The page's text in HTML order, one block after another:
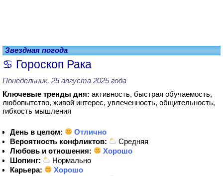
Звездная погода
Гороскоп Рака
Понедельник, 25 августа 2025 года
Ключевые тренды дня: активность, быстрая обучаемость,
любопытство, живой интерес, увлеченность, общительность,
гибкость мышления
День в целом:
Отлично
Вероятность конфликтов:
Средняя
Любовь и отношения:
Хорошо
Шопинг:
Нормально
Карьера:
Хорошо